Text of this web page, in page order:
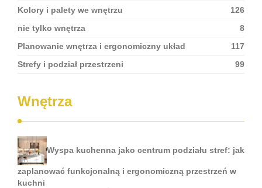
Kolory i palety we wnętrzu
126
nie tylko wnętrza
8
Planowanie wnętrza i ergonomiczny układ
117
Strefy i podział przestrzeni
99
Wnętrza
Wyspa kuchenna jako centrum podziału stref: jak
zaplanować funkcjonalną i ergonomiczną przestrzeń w
kuchni